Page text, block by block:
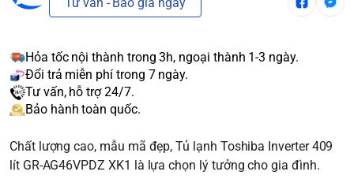
Hỏa tốc nội thành trong 3h, ngoại thành 1-3 ngày.
Đổi trả miễn phí trong 7 ngày.
Tư vấn, hỗ trợ 24/7.
Bảo hành toàn quốc.
Chất lượng cao, mẫu mã đẹp, Tủ lạnh Toshiba Inverter 409
lít GR-AG46VPDZ XK1 là lựa chọn lý tưởng cho gia đình.